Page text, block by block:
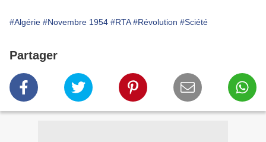
#Algérie #Novembre 1954 #RTA #Révolution #Sciété
Partager